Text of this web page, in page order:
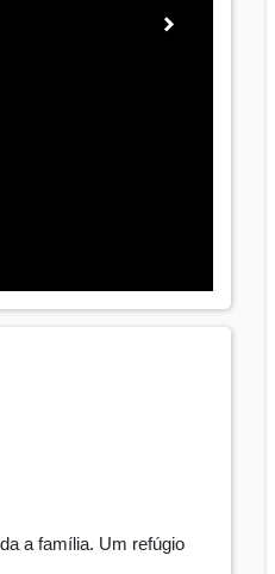
a família. Um refúgio